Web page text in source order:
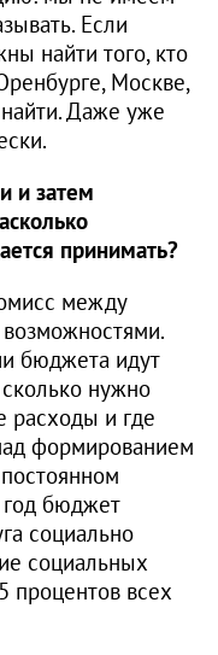
Если
найти того, кто
Москве,
Даже уже
и затем
принимать?
между
бюджета идут
нужно
расходы и где
формированием
бюджет
социально
социальных
процентов всех